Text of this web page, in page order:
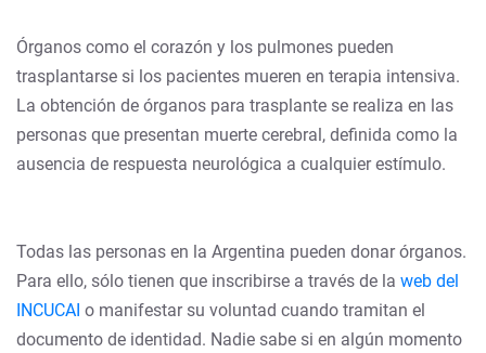
Órganos como el corazón y los pulmones pueden
trasplantarse si los pacientes mueren en terapia intensiva.
La obtención de órganos para trasplante se realiza en las
personas que presentan muerte cerebral, definida como la
ausencia de respuesta neurológica a cualquier estímulo.
Todas las personas en la Argentina pueden donar órganos.
Para ello, sólo tienen que inscribirse a través de la web del
INCUCAI o manifestar su voluntad cuando tramitan el
documento de identidad. Nadie sabe si en algún momento